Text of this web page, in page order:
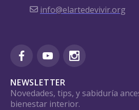
info@elartedevivir.org
NEWSLETTER
Novedades, tips, y sabiduría
bienestar interior.